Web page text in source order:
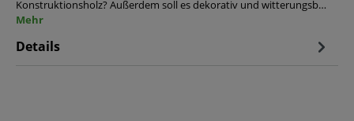
Konstruktionsholz? Außerdem soll es dekorativ und witterungsb…
Mehr
Details